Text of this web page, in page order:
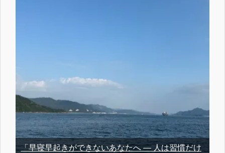
「早寝早起きができないあなたへ ― 人は習慣だけ